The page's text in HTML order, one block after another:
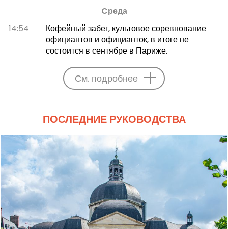
Cреда
14:54
Кофейный забег, культовое соревнование
официантов и официанток, в итоге не
состоится в сентябре в Париже.
См. подробнее
ПОСЛЕДНИЕ РУКОВОДСТВА